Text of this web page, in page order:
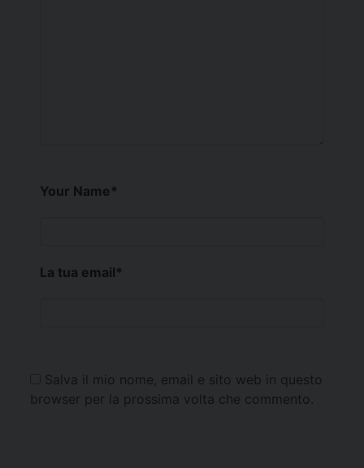
Your Name*
La tua email*
Salva il mio nome, email e sito web in questo
browser per la prossima volta che commento.